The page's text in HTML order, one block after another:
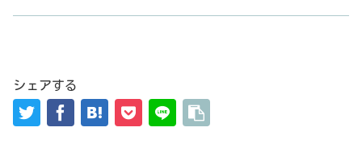
シェアする